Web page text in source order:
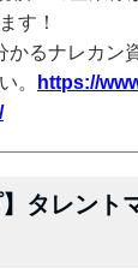
す！
かるナレカン
。
https://
】タレント